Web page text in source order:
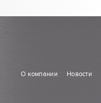
О компании Новости